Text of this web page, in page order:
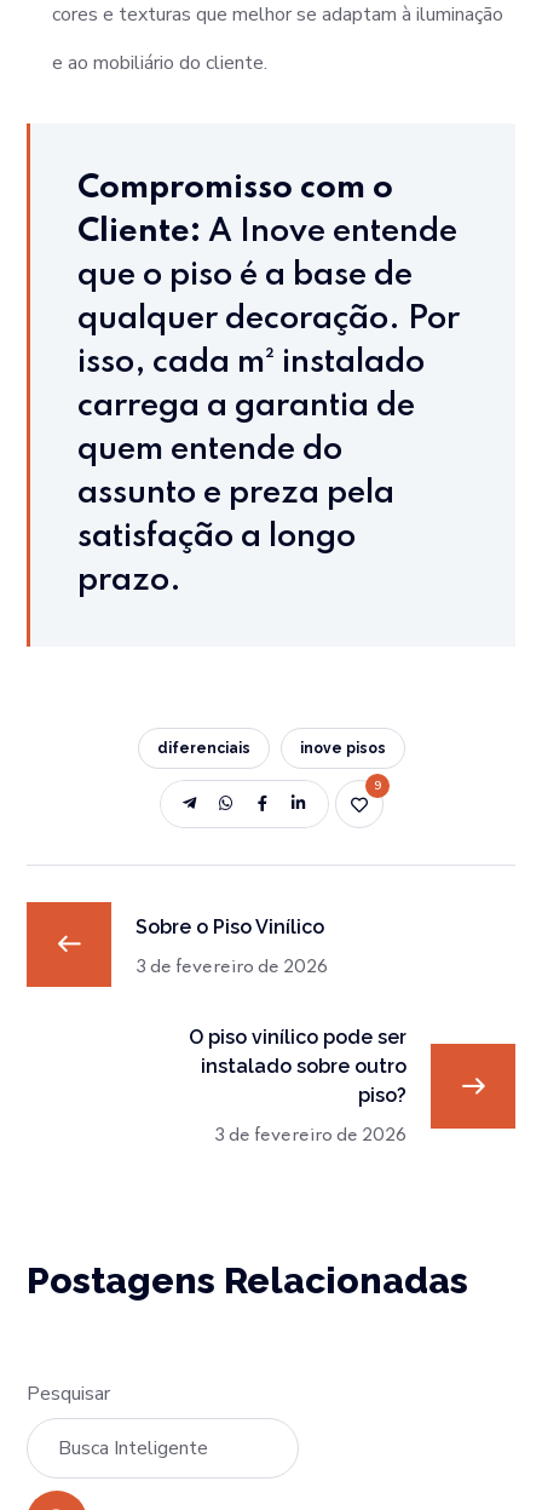
cores e texturas que melhor se adaptam à iluminação
e ao mobiliário do cliente.
Compromisso com o
Cliente: A Inove entende
que o piso é a base de
qualquer decoração. Por
isso, cada m² instalado
carrega a garantia de
quem entende do
assunto e preza pela
satisfação a longo
prazo.
diferenciais inove pisos
9
Sobre o Piso Vinílico
3 de fevereiro de 2026
O piso vinílico pode ser
instalado sobre outro
piso?
3 de fevereiro de 2026
Postagens Relacionadas
Pesquisar